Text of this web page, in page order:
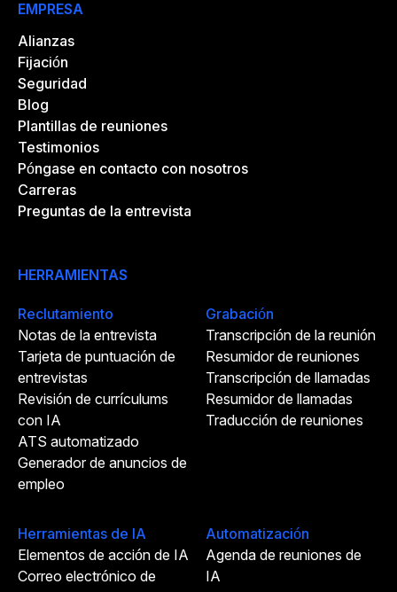
EMPRESA
Alianzas
Fijación
Seguridad
Blog
Plantillas de reuniones
Testimonios
Póngase en contacto con nosotros
Carreras
Preguntas de la entrevista
HERRAMIENTAS
Reclutamiento
Notas de la entrevista
Tarjeta de puntuación de
entrevistas
Revisión de currículums
con IA
ATS automatizado
Generador de anuncios de
empleo
Grabación
Transcripción de la reunión
Resumidor de reuniones
Transcripción de llamadas
Resumidor de llamadas
Traducción de reuniones
Herramientas de IA
Elementos de acción de IA
Correo electrónico de
Automatización
Agenda de reuniones de
IA